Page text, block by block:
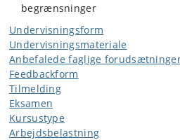
begrænsninger
Undervisningsform
Undervisningsmateriale
Anbefalede faglige
Feedbackform
Tilmelding
Eksamen
Kursustype
Arbejdsbelastning